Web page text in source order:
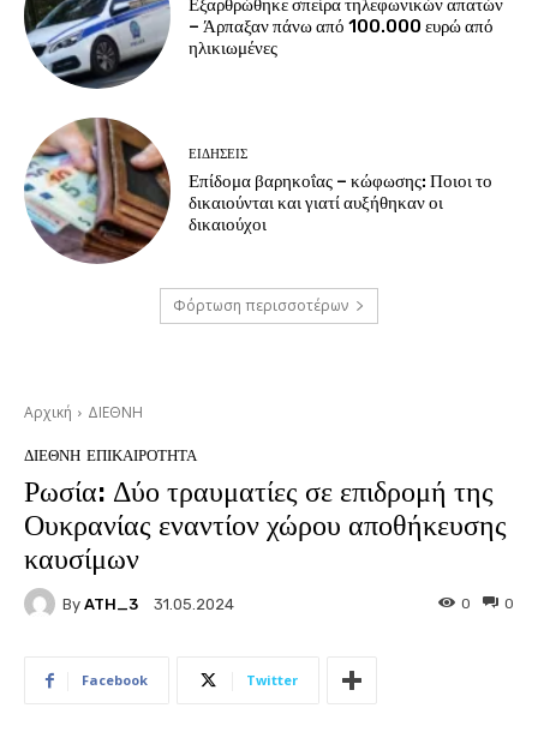
Εξαρθρώθηκε σπείρα τηλεφωνικών απατών
– Άρπαξαν πάνω από 100.000 ευρώ από
ηλικιωμένες
ΕΙΔΗΣΕΙΣ
Επίδομα βαρηκοΐας – κώφωσης: Ποιοι το
δικαιούνται και γιατί αυξήθηκαν οι
δικαιούχοι
Φόρτωση περισσοτέρων